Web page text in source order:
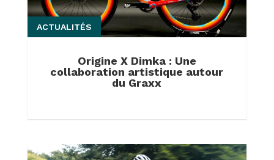
Origine X Dimka : Une
collaboration artistique autour
du Graxx
ACTUALITÉS